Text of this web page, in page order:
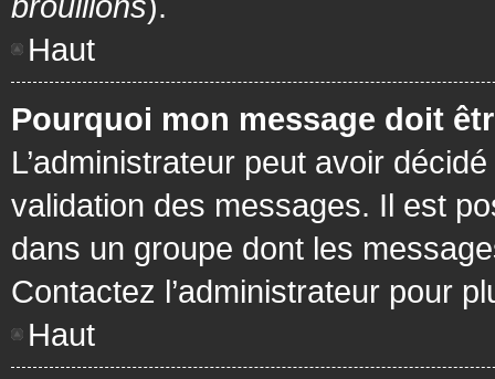
Haut
Pourquoi mon message doit
L’administrateur peut avoir
validation des messages. Il est
dans un groupe dont les
Contactez l’administrateur pour
Haut